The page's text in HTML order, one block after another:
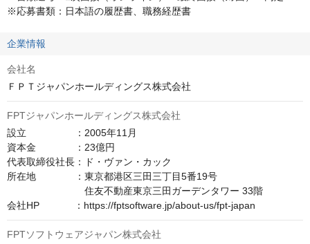
※応募書類：日本語の履歴書、職務経歴書
企業情報
会社名
ＦＰＴジャパンホールディングス株式会社
FPTジャパンホールディングス株式会社
設立　　　　　：2005年11月
資本金　　　　：23億円
代表取締役社長：ド・ヴァン・カック
所在地　　　　：東京都港区三田三丁目5番19号
住友不動産東京三田ガーデンタワー 33階
会社HP　　　  ：https://fptsoftware.jp/about-us/fpt-japan
FPTソフトウェアジャパン株式会社